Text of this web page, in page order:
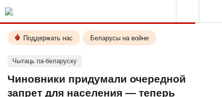
Поддержать нас Беларусы на войне
Чытаць па-беларуску
Чиновники придумали очередной
запрет для населения — теперь